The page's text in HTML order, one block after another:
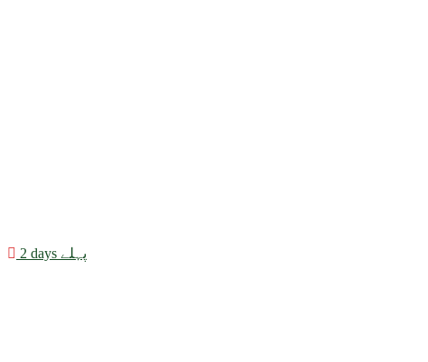
2 days پہلے